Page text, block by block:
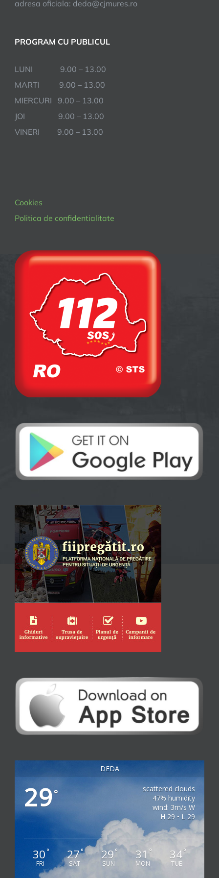
adresa oficiala: deda@cjmures.ro
PROGRAM CU PUBLICUL
LUNI 9.00 – 13.00
MARTI 9.00 – 13.00
MIERCURI 9.00 – 13.00
JOI 9.00 – 13.00
VINERI 9.00 – 13.00
Cookies
Politica de confidentialitate
DEDA
29°
scattered clouds
47% humidity
wind: 3m/s W
H 29 • L 29
30°
FRI
27°
SAT
29°
SUN
31 °
MON
34°
TUE